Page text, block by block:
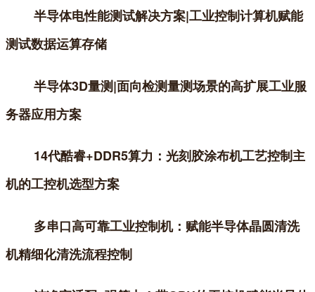
半导体电性能测试解决方案|工业控制计算机赋能
测试数据运算存储
半导体3D量测|面向检测量测场景的高扩展工业服
务器应用方案
14代酷睿+DDR5算力：光刻胶涂布机工艺控制主
机的工控机选型方案
多串口高可靠工业控制机：赋能半导体晶圆清洗
机精细化清洗流程控制